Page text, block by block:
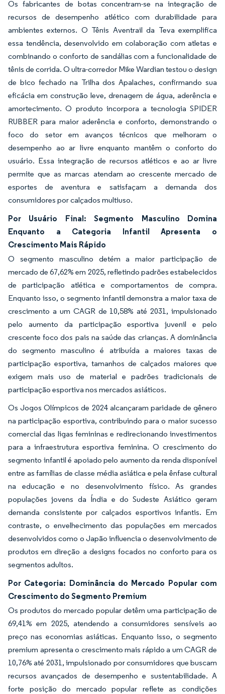
Os fabricantes de botas concentram-se na integração de
recursos de desempenho atlético com durabilidade para
ambientes externos. O Tênis Aventrail da Teva exemplifica
essa tendência, desenvolvido em colaboração com atletas e
combinando o conforto de sandálias com a funcionalidade de
tênis de corrida. O ultra-corredor Mike Wardian testou o design
de bico fechado na Trilha dos Apalaches, confirmando sua
eficácia em construção leve, drenagem de água, aderência e
amortecimento. O produto incorpora a tecnologia SPIDER
RUBBER para maior aderência e conforto, demonstrando o
foco do setor em avanços técnicos que melhoram o
desempenho ao ar livre enquanto mantêm o conforto do
usuário. Essa integração de recursos atléticos e ao ar livre
permite que as marcas atendam ao crescente mercado de
esportes de aventura e satisfaçam a demanda dos
consumidores por calçados multiuso.
Por Usuário Final: Segmento Masculino Domina
Enquanto a Categoria Infantil Apresenta o
Crescimento Mais Rápido
O segmento masculino detém a maior participação de
mercado de 67,62% em 2025, refletindo padrões estabelecidos
de participação atlética e comportamentos de compra.
Enquanto isso, o segmento infantil demonstra a maior taxa de
crescimento a um CAGR de 10,58% até 2031, impulsionado
pelo aumento da participação esportiva juvenil e pelo
crescente foco dos pais na saúde das crianças. A dominância
do segmento masculino é atribuída a maiores taxas de
participação esportiva, tamanhos de calçados maiores que
exigem mais uso de material e padrões tradicionais de
participação esportiva nos mercados asiáticos.
Os Jogos Olímpicos de 2024 alcançaram paridade de gênero
na participação esportiva, contribuindo para o maior sucesso
comercial das ligas femininas e redirecionando investimentos
para a infraestrutura esportiva feminina. O crescimento do
segmento infantil é apoiado pelo aumento da renda disponível
entre as famílias de classe média asiática e pela ênfase cultural
na educação e no desenvolvimento físico. As grandes
populações jovens da Índia e do Sudeste Asiático geram
demanda consistente por calçados esportivos infantis. Em
contraste, o envelhecimento das populações em mercados
desenvolvidos como o Japão influencia o desenvolvimento de
produtos em direção a designs focados no conforto para os
segmentos adultos.
Por Categoria: Dominância do Mercado Popular com
Crescimento do Segmento Premium
Os produtos do mercado popular detêm uma participação de
69,41% em 2025, atendendo a consumidores sensíveis ao
preço nas economias asiáticas. Enquanto isso, o segmento
premium apresenta o crescimento mais rápido a um CAGR de
10,76% até 2031, impulsionado por consumidores que buscam
recursos avançados de desempenho e sustentabilidade. A
forte posição do mercado popular reflete as condições